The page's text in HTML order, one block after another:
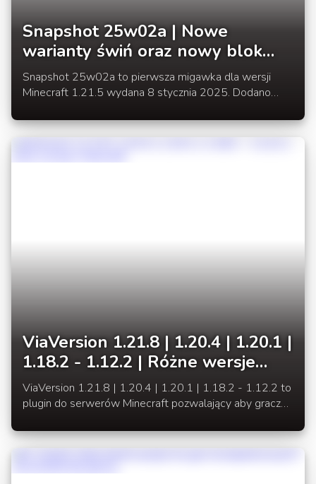
Snapshot 25w02a | Nowe
warianty świń oraz nowy blok
dekoracyjny
Snapshot 25w02a to pierwsza migawka dla wersji
Minecraft 1.21.5 wydana 8 stycznia 2025. Dodano
ViaVersion 1.21.8 | 1.20.4 | 1.20.1 |
1.18.2 - 1.12.2 | Różne wersje
Minecraft
ViaVersion 1.21.8 | 1.20.4 | 1.20.1 | 1.18.2 - 1.12.2 to
plugin do serwerów Minecraft pozwalający aby gracze
do serwera z inną wersję.